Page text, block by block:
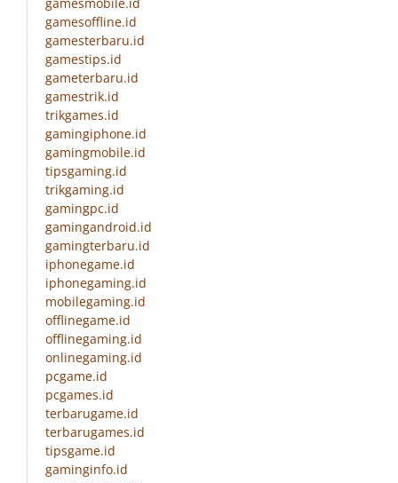
gamesoffline.id
gamesterbaru.id
gamestips.id
gameterbaru.id
gamestrik.id
trikgames.id
gamingiphone.id
gamingmobile.id
tipsgaming.id
trikgaming.id
gamingpc.id
gamingandroid.id
gamingterbaru.id
iphonegame.id
iphonegaming.id
mobilegaming.id
offlinegame.id
offlinegaming.id
onlinegaming.id
pcgame.id
pcgames.id
terbarugame.id
terbarugames.id
tipsgame.id
gaminginfo.id